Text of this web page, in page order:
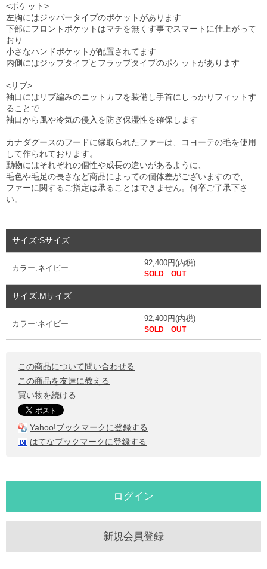
<ポケット>
左胸にはジッパータイプのポケットがあります
下部にフロントポケットはマチを無くす事でスマートに仕上がって
おり
小さなハンドポケットが配置されてます
内側にはジップタイプとフラップタイプのポケットがあります
<リブ>
袖口にはリブ編みのニットカフを装備し手首にしっかりフィットす
ることで
袖口から風や冷気の侵入を防ぎ保湿性を確保します
カナダグースのフードに縁取られたファーは、コヨーテの毛を使用
して作られております。
動物にはそれぞれの個性や成長の違いがあるように、
毛色や毛足の長さなど商品によっての個体差がございますので、
ファーに関するご指定は承ることはできません。何卒ご了承下さ
い。
サイズ:Sサイズ
カラー:ネイビー
92,400円(内税)
SOLD OUT
サイズ:Mサイズ
カラー:ネイビー
92,400円(内税)
SOLD OUT
この商品について問い合わせる
この商品を友達に教える
買い物を続ける
Yahoo!ブックマークに登録する
はてなブックマークに登録する
ログイン
新規会員登録